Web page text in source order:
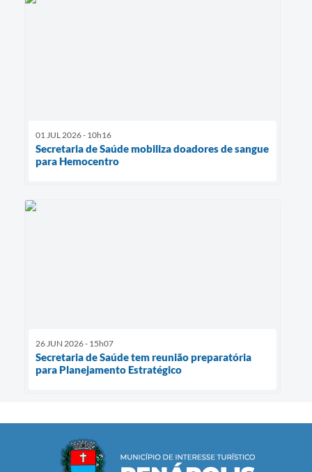
01 JUL 2026 - 10h16
Secretaria de Saúde mobiliza doadores de sangue
para Hemocentro
26 JUN 2026 - 15h07
Secretaria de Saúde tem reunião preparatória
para Planejamento Estratégico